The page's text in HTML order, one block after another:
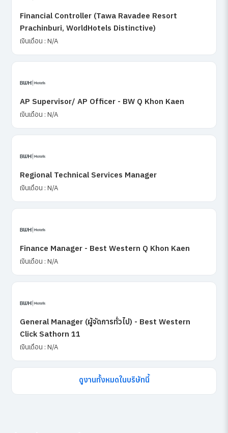
Financial Controller (Tawa Ravadee Resort
Prachinburi, WorldHotels Distinctive)
เงินเดือน : N/A
AP Supervisor/ AP Officer - BW Q Khon Kaen
เงินเดือน : N/A
Regional Technical Services Manager
เงินเดือน : N/A
Finance Manager - Best Western Q Khon Kaen
เงินเดือน : N/A
General Manager (ผู้จัดการทั่วไป) - Best Western
Click Sathorn 11
เงินเดือน : N/A
ดูงานทั้งหมดในบริษัทนี้